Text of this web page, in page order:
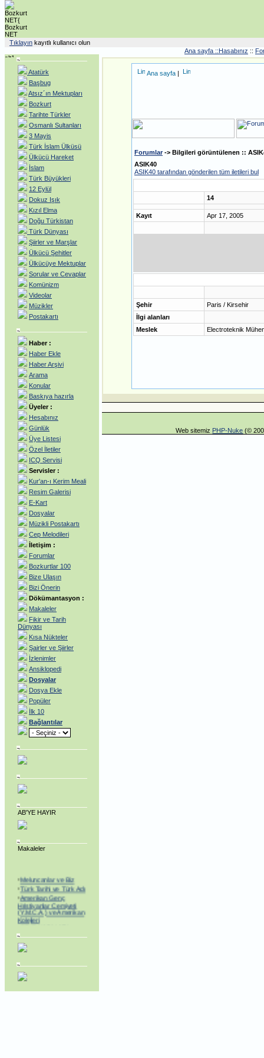
Tıklayın kayıtlı kullanıcı olun
Ana sayfa ::Hasabınız ::
Atatürk
Başbug
Atsız´ın Mektupları
Bozkurt
Tarihte Türkler
Osmanlı Sultanları
3 Mayis
Türk İslam Ülküsü
Ülkücü Hareket
İslam
Türk Büyükleri
12 Eylül
Dokuz Işık
Kızıl Elma
Doğu Türkistan
Türk Dünyası
Şiirler ve Marşlar
Ülkücü Şehitler
Ülkücüye Mektuplar
Sorular ve Cevaplar
Komünizm
Videolar
Müzikler
Postakartı
Haber :
Haber Ekle
Haber Arşivi
Arama
Konular
Baskıya hazırla
Üyeler :
Hesabınız
Günlük
Üye Listesi
Özel İletiler
ICQ Servisi
Servisler :
Kur'an-ı Kerim Meali
Resim Galerisi
E-Kart
Dosyalar
Müzikli Postakartı
Cep Melodileri
İletişim :
Forumlar
Bozkurtlar 100
Bize Ulaşın
Bizi Önerin
Dökümantasyon :
Makaleler
Fikir ve Tarih
Dünyası
Kısa Nükteler
Şairler ve Şiirler
İzlenimler
Ansiklopedi
Dosyalar
Dosya Ekle
Popüler
İlk 10
Bağlantılar
AB'YE HAYIR
Makaleler
·Meluncanlar ve Biz
·Türk Tarihi ve Türk Adı
·Amerikan Genç
Hristiyanlar Cemiyeti
(Y.M.C.A.) ve Amerikan
Kolejleri
·SEVR YASALARI
MECLİS’TEN
TÜRKİYE YENİ BİR
BAŞLAMAK
BIRAKILDI!
Haline Gelmiştir!
Ana sayfa |
Forumlar-> Bilgileri görüntülenen ::
ASIK40
ASIK40 tarafından gönderilen tüm iletileri bul
14
Kayıt Apr 17, 2005
Şehir
Paris / Kirsehir
İlgi alanları
Meslek
Electroteknik
Web sitemiz PHP-Nuke (©